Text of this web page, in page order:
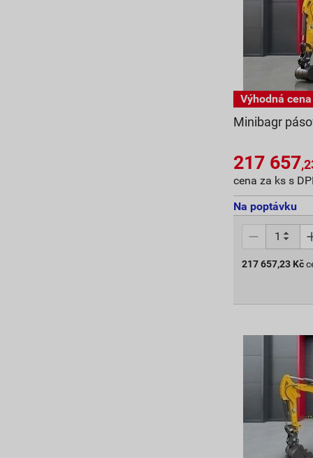
Minibagr
217 657
cena za ks s
Na poptávku
217 657,23 Kč